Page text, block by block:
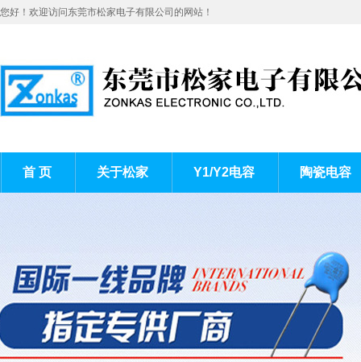
您好！欢迎访问东莞市松家电子有限公司的网站！
首 页 关于松家 Y1/Y2电容 陶瓷电容